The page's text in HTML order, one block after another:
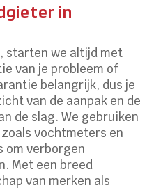
in
starten we altijd met
van je probleem of
belangrijk, dus je
van de aanpak en de
de slag. We gebruiken
vochtmeters en
om verborgen
Met een breed
van merken als